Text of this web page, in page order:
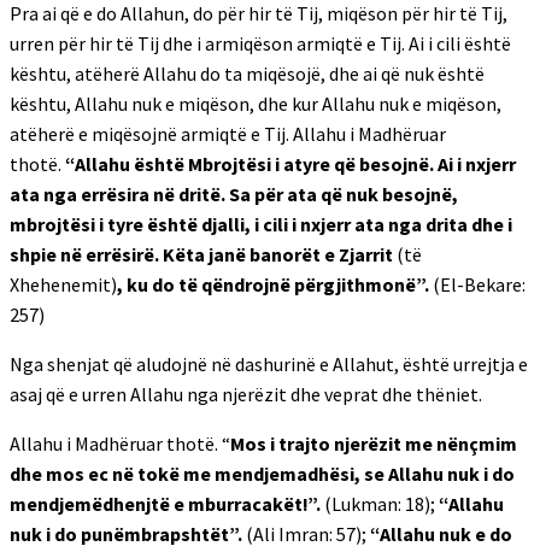
Pra ai që e do Allahun, do për hir të Tij, miqëson për hir të Tij,
urren për hir të Tij dhe i armiqëson armiqtë e Tij. Ai i cili është
kështu, atëherë Allahu do ta miqësojë, dhe ai që nuk është
kështu, Allahu nuk e miqëson, dhe kur Allahu nuk e miqëson,
atëherë e miqësojnë armiqtë e Tij. Allahu i Madhëruar
thotë. “Allahu është Mbrojtësi i atyre që besojnë. Ai i nxjerr
ata nga errësira në dritë. Sa për ata që nuk besojnë,
mbrojtësi i tyre është djalli, i cili i nxjerr ata nga drita dhe i
shpie në errësirë. Këta janë banorët e Zjarrit (të
Xhehenemit), ku do të qëndrojnë përgjithmonë”. (El-Bekare:
257)
Nga shenjat që aludojnë në dashurinë e Allahut, është urrejtja e
asaj që e urren Allahu nga njerëzit dhe veprat dhe thëniet.
Allahu i Madhëruar thotë. “Mos i trajto njerëzit me nënçmim
dhe mos ec në tokë me mendjemadhësi, se Allahu nuk i do
mendjemëdhenjtë e mburracakët!”. (Lukman: 18); “Allahu
nuk i do punëmbrapshtët”. (Ali Imran: 57); “Allahu nuk e do